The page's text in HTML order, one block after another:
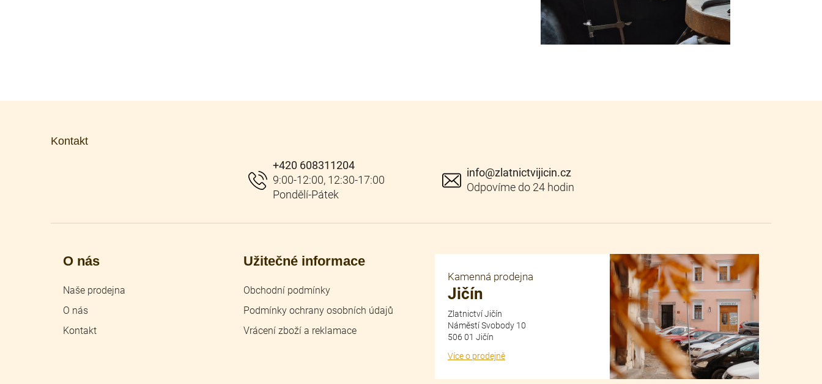
Kontakt
info@zlatnictvijicin.cz
+420 608311204
O nás
Naše prodejna
O nás
Kontakt
Užitečné informace
Obchodní podmínky
Podmínky ochrany osobních údajů
Vrácení zboží a reklamace
Kamenná prodejna
Jičín
Zlatnictví Jičín
Náměstí Svobody 10
506 01 Jičín
Více o prodejně